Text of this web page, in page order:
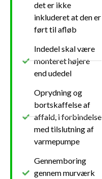
det er ikke
inkluderet at den er
ført til afløb
Indedel skal være
monteret højere
end udedel
Oprydning og
bortskaffelse af
affald, i forbindelse
med tilslutning af
varmepumpe
Gennemboring
gennem murværk